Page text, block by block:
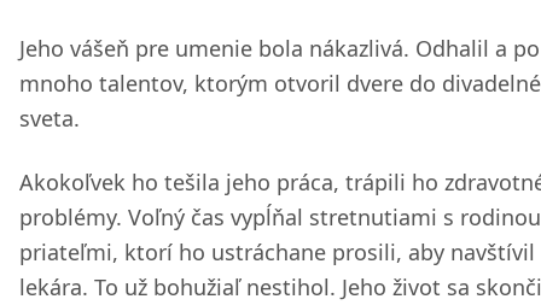
Jeho vášeň pre umenie bola nákazlivá. Odhalil a
mnoho talentov, ktorým otvoril dvere do
sveta.
Akokoľvek ho tešila jeho práca, trápili ho
problémy. Voľný čas vypĺňal stretnutiami s
priateľmi, ktorí ho ustráchane prosili, aby navštívil
lekára. To už bohužiaľ nestihol. Jeho život sa